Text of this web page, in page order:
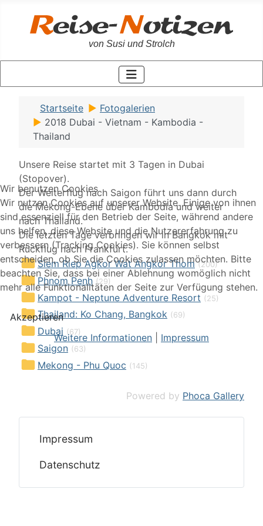
von Susi und Strolch
Startseite
Fotogalerien
2018 Dubai - Vietnam - Kambodia -
Thailand
Unsere Reise startet mit 3 Tagen in Dubai
(Stopover).
Der Weiterflug nach Saigon führt uns dann durch
die Mekong-Ebene über Kambodia und weiter
nach Thailand.
Die letzten Tage verbringen wir in Bangkok mit
Rückflug nach Frankfurt.
Siem Riep Agkor Wat Angkor Thom (200)
Phnom Penh (29)
Kampot - Neptune Adventure Resort (25)
Thailand: Ko Chang, Bangkok (69)
Dubai (67)
Saigon (63)
Mekong - Phu Quoc (145)
Powered by Phoca Gallery
Impressum
Datenschutz
Wir benutzen Cookies
Wir nutzen Cookies auf unserer Website. Einige von ihnen
sind essenziell für den Betrieb der Seite, während andere
uns helfen, diese Website und die Nutzererfahrung zu
verbessern (Tracking Cookies). Sie können selbst
entscheiden, ob Sie die Cookies zulassen möchten. Bitte
beachten Sie, dass bei einer Ablehnung womöglich nicht
mehr alle Funktionalitäten der Seite zur Verfügung stehen.
Akzeptieren
Weitere Informationen
Impressum